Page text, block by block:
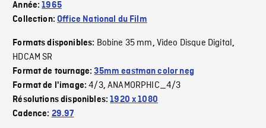
Année:1965
Collection:Office National du Film
Formats disponibles: Bobine 35 mm, Video Disque Digital,
HDCAM SR
Format de tournage:35mm eastman color neg
Format de l'image:4/3,ANAMORPHIC_4/3
Résolutions disponibles:1920 x 1080
Cadence: 29.97